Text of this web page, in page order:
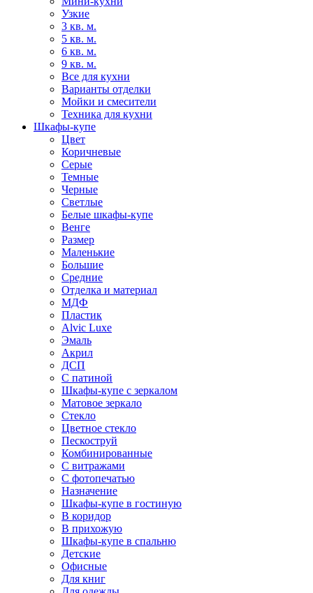
Узкие
3 кв. м.
5 кв. м.
6 кв. м.
9 кв. м.
Все для кухни
Варианты отделки
Мойки и смесители
Техника для кухни
Шкафы-купе
Цвет
Коричневые
Серые
Темные
Черные
Светлые
Белые шкафы-купе
Венге
Размер
Маленькие
Большие
Средние
Отделка и материал
МДФ
Пластик
Alvic Luxe
Эмаль
Акрил
ДСП
С патиной
Шкафы-купе с зеркалом
Матовое зеркало
Стекло
Цветное стекло
Пескоструй
Комбинированные
С витражами
С фотопечатью
Назначение
Шкафы-купе в гостиную
В коридор
В прихожую
Шкафы-купе в спальню
Детские
Офисные
Для книг